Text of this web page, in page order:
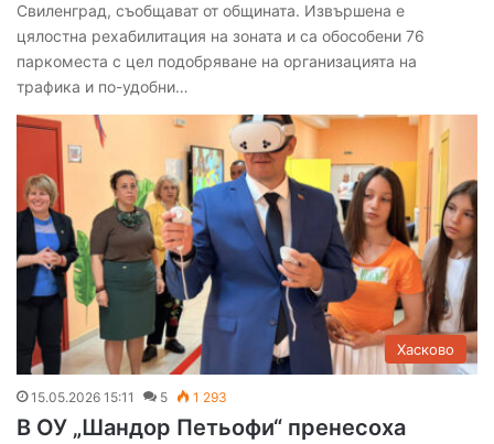
Свиленград, съобщават от общината. Извършена е
цялостна рехабилитация на зоната и са обособени 76
паркоместа с цел подобряване на организацията на
трафика и по-удобни…
Хасково
15.05.2026 15:11 5 1 293
В ОУ „Шандор Петьофи“ пренесоха